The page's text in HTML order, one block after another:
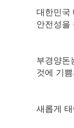
대한민국
안전성을
부경양돈
것에 기
새롭게